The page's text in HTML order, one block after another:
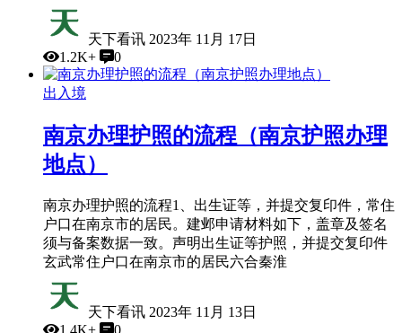
天下看讯 2023年 11月 17日
1.2K+
0
出入境
南京办理护照的流程（南京护照办理
地点）
南京办理护照的流程1、出生证等，并提交复印件，常住
户口在南京市的居民。建邺申请材料如下，盖章及签名
须与备案数据一致。声明出生证等护照，并提交复印件
玄武常住户口在南京市的居民六合秦淮
天下看讯 2023年 11月 13日
1.4K+
0